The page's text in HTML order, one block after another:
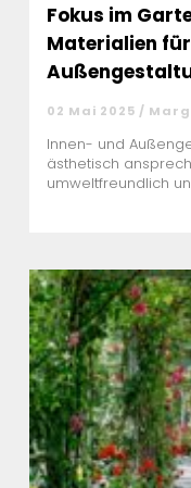
Fokus im
Materialien
02 Mai 2025 /
Innen- und
ästhetisch
umweltfreundlich